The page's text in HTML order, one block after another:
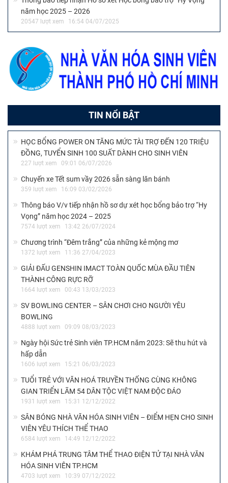
năm học 2025 – 2026
20547 lượt xem 16:54 04/07/2025
TIN NỔI BẬT
HỌC BỔNG POWER ON TĂNG MỨC TÀI TRỢ ĐẾN 120 TRIỆU
ĐỒNG, TUYỂN SINH 100 SUẤT DÀNH CHO SINH VIÊN
227 lượt xem 09:01 06/07/2026
Chuyến xe Tết sum vầy 2026 sẵn sàng lăn bánh
359 lượt xem 16:09 03/02/2026
Thông báo V/v tiếp nhận hồ sơ dự xét học bổng bảo trợ “Hy
Vọng” năm học 2024 – 2025
7574 lượt xem 13:42 26/07/2024
Chương trình “Đêm trắng” của những kẻ mộng mơ
1372 lượt xem 11:36 27/04/2023
GIẢI ĐẤU GENSHIN IMACT TOÀN QUỐC MÙA ĐẦU TIÊN
THÀNH CÔNG RỰC RỠ
1664 lượt xem 00:43 13/03/2023
SV BOWLING CENTER – SÂN CHƠI CHO NGƯỜI YÊU
BOWLING
4888 lượt xem 09:09 08/03/2023
Ngày hội Sức trẻ Sinh viên TP.HCM năm 2023: Sẽ thu hút và
hấp dẫn
1606 lượt xem 15:21 06/03/2023
TUỔI TRẺ VỚI VĂN HOÁ TRUYỀN THỐNG CÙNG KHÔNG
GIAN TRIỂN LÃM 54 DÂN TỘC VIỆT NAM ĐỘC ĐÁO
1931 lượt xem 15:31 12/12/2022
SÂN BÓNG NHÀ VĂN HÓA SINH VIÊN – ĐIỂM HẸN CHO SINH
VIÊN YÊU THÍCH THỂ THAO
6584 lượt xem 14:49 12/12/2022
KHÁM PHÁ TRUNG TÂM THỂ THAO ĐIỆN TỬ TẠI NHÀ VĂN
HÓA SINH VIÊN TP.HCM
4703 lượt xem 10:39 07/12/2022